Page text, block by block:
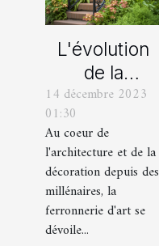
L'évolution
de la
ferronnerie
d'art à travers
les siècles
14 décembre 2023
01:30
Au coeur de
l'architecture et de la
décoration depuis des
millénaires, la
ferronnerie d'art se
dévoile...